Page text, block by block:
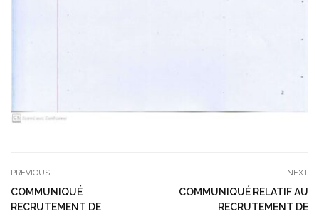
PREVIOUS
COMMUNIQUÉ
RECRUTEMENT DE
NEXT
COMMUNIQUÉ RELATIF AU
RECRUTEMENT DE